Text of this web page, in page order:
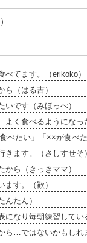
べてます。（erikoko）
ら（はる吉）
いです（みほっぺ）
よく食べるようにな
べたい」「××が食べ
きます。（さしすせそ）
から（きっきママ）
ます。（歓）
んたん）
になり毎朝練習してい
ら…ではないかもし